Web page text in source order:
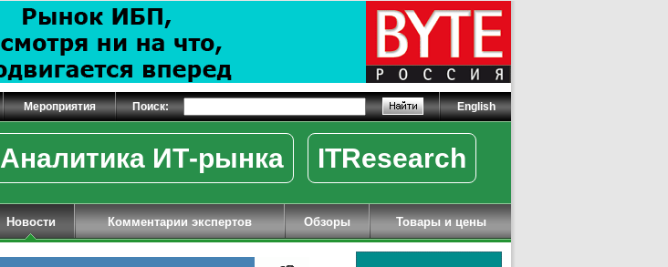
Мероприятия Поиск: English
Аналитика ИТ-рынка ITResearch
Новости Комментарии экспертов Обзоры Товары и цены